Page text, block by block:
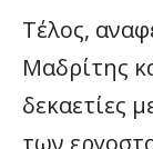
Τέλος,
Μαδρίτης
δεκαετίες
των